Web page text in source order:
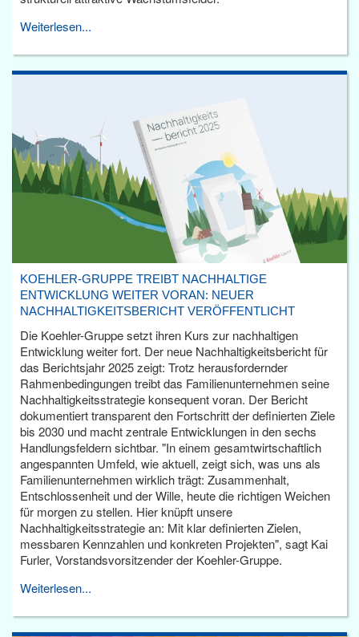
Weiterlesen...
KOEHLER-GRUPPE TREIBT NACHHALTIGE
ENTWICKLUNG WEITER VORAN: NEUER
NACHHALTIGKEITSBERICHT VERÖFFENTLICHT
Die Koehler-Gruppe setzt ihren Kurs zur nachhaltigen
Entwicklung weiter fort. Der neue Nachhaltigkeitsbericht für
das Berichtsjahr 2025 zeigt: Trotz herausfordernder
Rahmenbedingungen treibt das Familienunternehmen seine
Nachhaltigkeitsstrategie konsequent voran. Der Bericht
dokumentiert transparent den Fortschritt der definierten Ziele
bis 2030 und macht zentrale Entwicklungen in den sechs
Handlungsfeldern sichtbar. "In einem gesamtwirtschaftlich
angespannten Umfeld, wie aktuell, zeigt sich, was uns als
Familienunternehmen wirklich trägt: Zusammenhalt,
Entschlossenheit und der Wille, heute die richtigen Weichen
für morgen zu stellen. Hier knüpft unsere
Nachhaltigkeitsstrategie an: Mit klar definierten Zielen,
messbaren Kennzahlen und konkreten Projekten", sagt Kai
Furler, Vorstandsvorsitzender der Koehler-Gruppe.
Weiterlesen...